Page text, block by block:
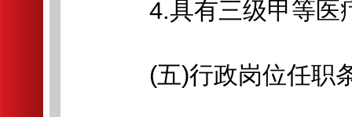
4.具有三级甲等医
(五)行政岗位任职